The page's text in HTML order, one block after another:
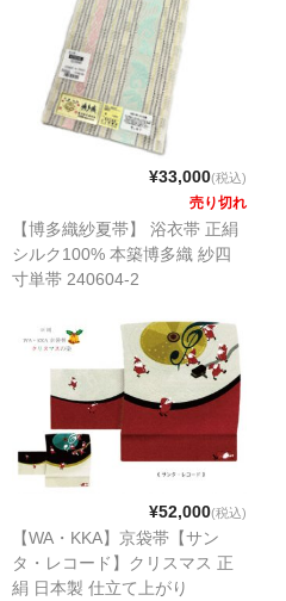
¥33,000(税込)
売り切れ
【博多織紗夏帯】 浴衣帯 正絹
シルク100% 本築博多織 紗四
寸単帯 240604-2
¥52,000(税込)
【WA・KKA】京袋帯【サン
タ・レコード】クリスマス 正
絹 日本製 仕立て上がり